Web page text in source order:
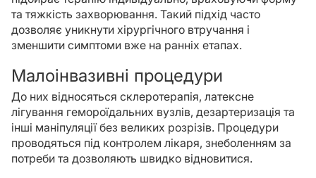
та тяжкість захворювання. Такий підхід часто
дозволяє уникнути хірургічного втручання і
зменшити симптоми вже на ранніх етапах.
Малоінвазивні процедури
До них відносяться склеротерапія, латексне
лігування гемороїдальних вузлів, дезартеризація та
інші маніпуляції без великих розрізів. Процедури
проводяться під контролем лікаря, знеболенням за
потреби та дозволяють швидко відновитися.